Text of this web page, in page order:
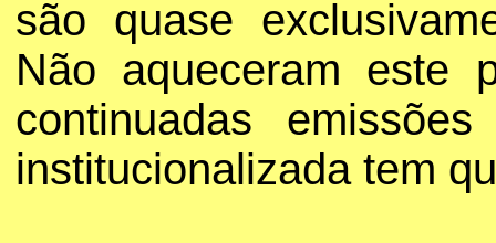
são quase
Não aqueceram este
continuadas
institucionalizada tem